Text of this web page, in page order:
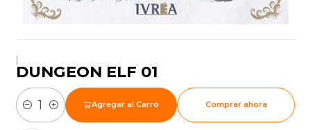
|
DUNGEON ELF 01
Cantidad
Agregar al Carro Comprar ahora